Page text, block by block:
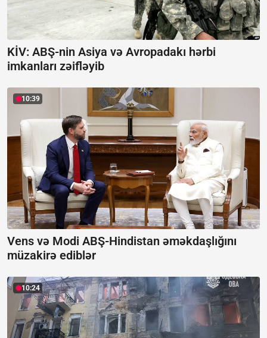
KİV: ABŞ-nin Asiya və Avropadakı hərbi
imkanları zəifləyib
10:39
Vens və Modi ABŞ-Hindistan əməkdaşlığını
müzakirə ediblər
10:24